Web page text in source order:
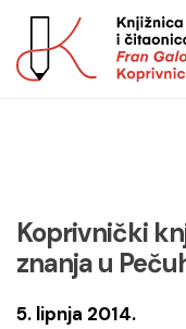
Koprivnički
znanja u
5. lipnja 2014.